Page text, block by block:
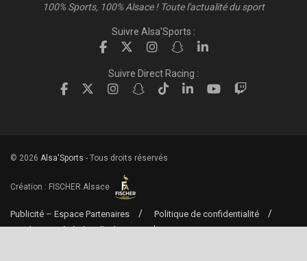
100% Sports, 100% Alsace ! Toute l'actualité du sport
Suivre Alsa'Sports :
Suivre Direct Racing :
© 2026 Alsa'Sports - Tous droits réservés
Création : FISCHER.Alsace
Publicité – Espace Partenaires
Politique de confidentialité
Conditions générales d’utilisation